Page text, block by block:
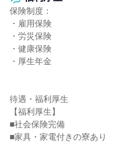
保険制度：
・雇用保険
・労災保険
・健康保険
・厚生年金
待遇・福利厚生
【福利厚生】
■社会保険完備
■家具・家電付きの寮あり